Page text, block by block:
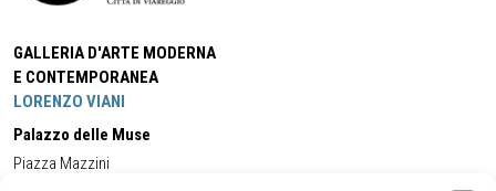
GALLERIA D'ARTE MODERNA
E CONTEMPORANEA
LORENZO VIANI
Palazzo delle Muse
Piazza Mazzini